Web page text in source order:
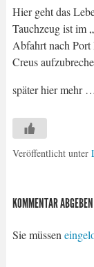
Hier geht das
Tauchzeug ist im
Abfahrt nach
Creus
später hier mehr …
Veröffentlicht unter
KOMMENTAR ABGEBEN
Sie müssen